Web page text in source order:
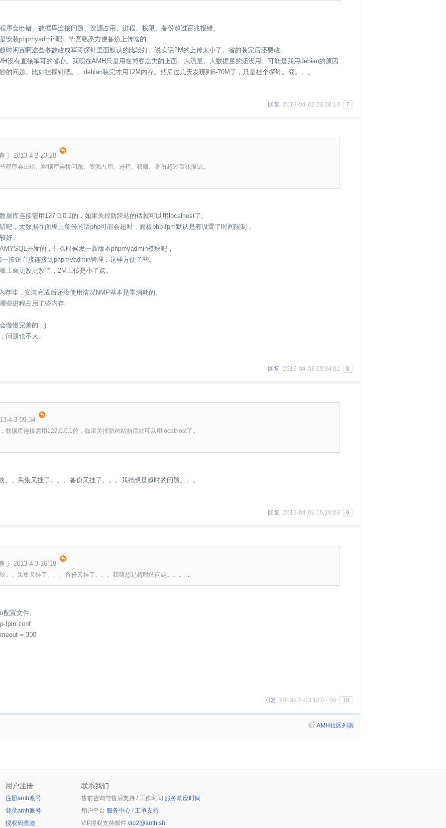
序会出错、数据库连接问题、资源占用、进程、权限、备份超过百兆报错。
安装phpmyadmin吧。毕竟熟悉方便备份上传啥的。
时闲置啊这些参数改成军哥探针里面默认的比较好。说实话2M的上传太小了。省的装完后还要改。
没有直接军哥的省心。我现在AMH只是用在博客之类的上面。大流量、大数据量的还没用。可能是我用debian的原因
的问题。比如挂探针吧。。debian装完才用12M内存。然后过几天发现到6-70M了，只是挂个探针。囧。。。
回复 2013-04-02 23:28:13 7
于 2013-4-2 23:28
程序会出错、数据库连接问题、资源占用、进程、权限、备份超过百兆报错。
据库连接需用127.0.0.1的，如果关掉防跨站的话就可以用localhost了。
吧，大数据在面板上备份的话php可能会超时，面板php-fpm默认是有设置了时间限制，
好。
开发的，什么时候发一新版本phpmyadmin模块吧，
按钮直接连接到phpmyadmin管理，这样方便了些。
上面更改更改了，2M上传是小了点。
存哇，安装完成后还没使用情况NMP基本是零消耗的。
些进程占用了些内存。
慢慢完善的 : )
问题也不大。
回复 2013-04-03 09:34:01 8
4-3 09:34
数据库连接需用127.0.0.1的，如果关掉防跨站的话就可以用localhost了。
。。采集又挂了。。。备份又挂了。。。我猜想是超时的问题。。。
回复 2013-04-03 16:18:03 9
于 2013-4-3 16:18
。。采集又挂了。。。备份又挂了。。。我猜想是超时的问题。。。 ...
置文件。
fpm.conf
= 300
回复 2013-04-03 18:07:05 10
AMH社区列表
用户注册
注册amh账号
登录amh账号
授权码查验
联系我们
售前咨询与售后支持 / 工作时间 服务响应时间
用户平台 服务中心 / 工单支持
VIP授权支持邮件 vip2@amh.sh